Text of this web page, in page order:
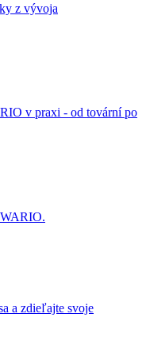
z vývoja
v praxi - od tovární po
a zdieľajte svoje